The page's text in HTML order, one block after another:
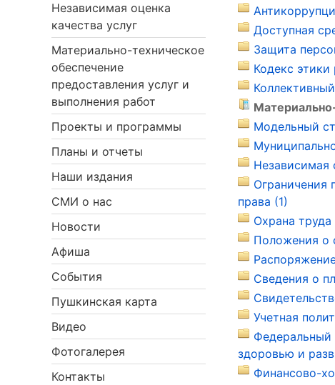
Независимая оценка
качества услуг
Материально-техническое
обеспечение
предоставления услуг и
выполнения работ
Проекты и программы
Планы и отчеты
Наши издания
СМИ о нас
Новости
Афиша
События
Пушкинская карта
Видео
Фотогалерея
Контакты
Доступная
Защита
Кодекс этики
Модельный
Независимая
Ограничения
права (1)
Охрана труда
Положения о
Сведения о
Учетная
здоровью и
Финансово-